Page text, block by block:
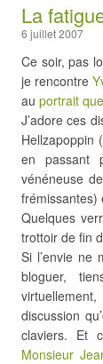
La
6 juillet 2007
Ce soir, pas
je rencontre
au portrait
J’adore ces
Hellzapoppin (
en passant
vénéneuse
frémissantes)
Quelques
trottoir de fin
Si l’envie ne
bloguer,
discussion
claviers. Et
Monsieur